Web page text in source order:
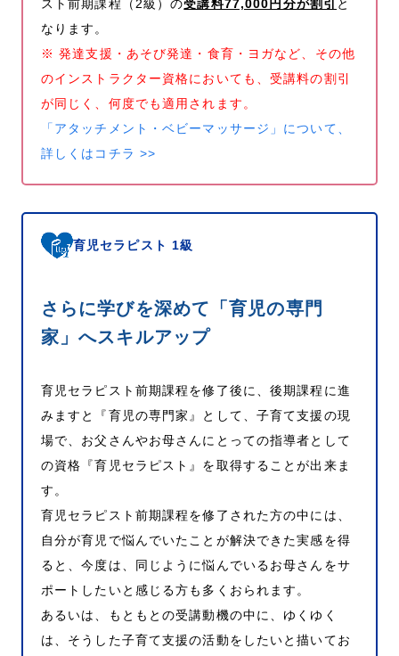
スト前期課程（2級）の受講料77,000円分が割引 と
なります。
※ 発達支援・あそび発達・食育・ヨガなど、その他
のインストラクター資格においても、受講料の割引
が同じく、何度でも適用されます。
「アタッチメント・ベビーマッサージ」について、
詳しくはコチラ >>
育児セラピスト 1級
さらに学びを深めて「育児の専門
家」へスキルアップ
育児セラピスト前期課程を修了後に、後期課程に進
みますと『育児の専門家』として、子育て支援の現
場で、お父さんやお母さんにとっての指導者として
の資格『育児セラピスト』を取得することが出来ま
す。
育児セラピスト前期課程を修了された方の中には、
自分が育児で悩んでいたことが解決できた実感を得
ると、今度は、同じように悩んでいるお母さんをサ
ポートしたいと感じる方も多くおられます。
あるいは、もともとの受講動機の中に、ゆくゆく
は、そうした子育て支援の活動をしたいと描いてお